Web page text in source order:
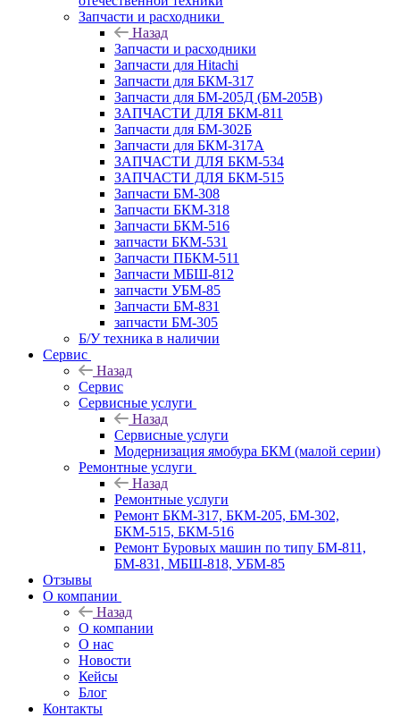
Запчасти и расходники
Назад
Запчасти и расходники
Запчасти для Hitachi
Запчасти для БКМ-317
Запчасти для БМ-205Д (БМ-205В)
ЗАПЧАСТИ ДЛЯ БКМ-811
Запчасти для БМ-302Б
Запчасти для БКМ-317А
ЗАПЧАСТИ ДЛЯ БКМ-534
ЗАПЧАСТИ ДЛЯ БКМ-515
Запчасти БМ-308
Запчасти БКМ-318
Запчасти БКМ-516
запчасти БКМ-531
Запчасти ПБКМ-511
Запчасти МБШ-812
запчасти УБМ-85
Запчасти БМ-831
запчасти БМ-305
Б/У техника в наличии
Сервис
Назад
Сервис
Сервисные услуги
Назад
Сервисные услуги
Модернизация ямобура БКМ (малой серии)
Ремонтные услуги
Назад
Ремонтные услуги
Ремонт БКМ-317, БКМ-205, БМ-302,
БКМ-515, БКМ-516
Ремонт Буровых машин по типу БМ-811,
БМ-831, МБШ-818, УБМ-85
Отзывы
О компании
Назад
О компании
О нас
Новости
Кейсы
Блог
Контакты